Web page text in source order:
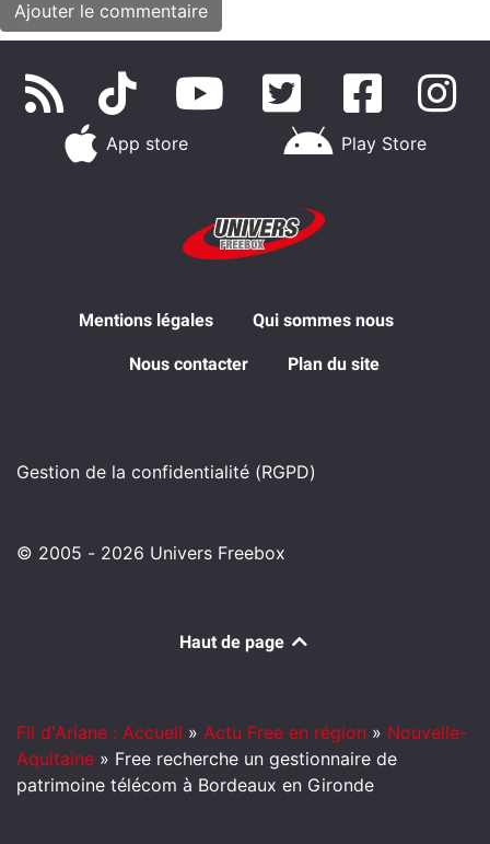
App store Play Store
Mentions légales Qui sommes nous
Nous contacter Plan du site
Gestion de la confidentialité (RGPD)
© 2005 - 2026 Univers Freebox
Haut de page
Fil d'Ariane : Accueil » Actu Free en région » Nouvelle-
Aquitaine » Free recherche un gestionnaire de
patrimoine télécom à Bordeaux en Gironde